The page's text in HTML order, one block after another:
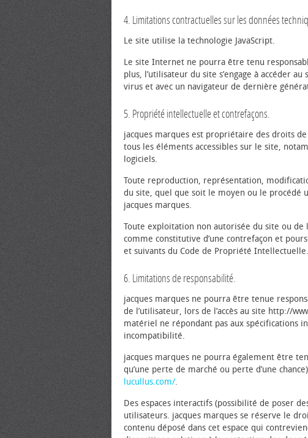
4. Limitations contractuelles sur les données
Le site utilise la technologie JavaScript.
Le site Internet ne pourra être tenu
plus, l’utilisateur du site s’engage à accéder
virus et avec un navigateur de dernière
5. Propriété intellectuelle et contrefaçons.
jacques marques est propriétaire des droits
tous les éléments accessibles sur le site,
logiciels.
Toute reproduction, représentation,
du site, quel que soit le moyen ou le
jacques marques.
Toute exploitation non autorisée du site ou de
comme constitutive d’une contrefaçon et
et suivants du Code de Propriété Intellectuelle.
6. Limitations de responsabilité.
jacques marques ne pourra être tenue
de l’utilisateur, lors de l’accès au site http://
matériel ne répondant pas aux spécifications
incompatibilité.
jacques marques ne pourra également être
qu’une perte de marché ou perte d’une
lucullus.com/.
Des espaces interactifs (possibilité de poser
utilisateurs. jacques marques se réserve le
contenu déposé dans cet espace qui